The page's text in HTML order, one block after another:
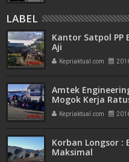
LABEL
Kantor Satpol PP
Aji
Kepriaktual.com
Amtek
Mogok Kerja
Kepriaktual.com
Korban Longsor :
Maksimal